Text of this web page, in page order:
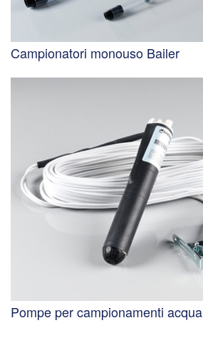
Campionatori monouso Bailer
Pompe per campionamenti acqua